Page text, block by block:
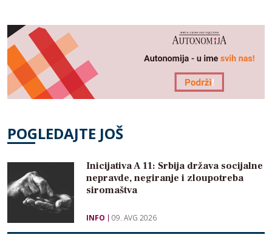
POGLEDAJTE JOŠ
Inicijativa A 11: Srbija država socijalne
nepravde, negiranje i zloupotreba
siromaštva
INFO 09. AVG 2026